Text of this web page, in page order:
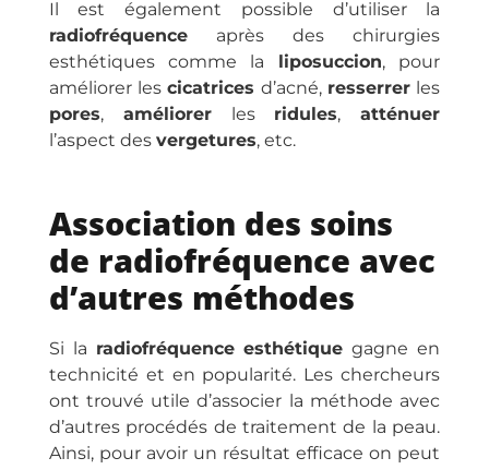
Il est également possible d’utiliser la
radiofréquenceaprès des chirurgies
esthétiques comme la liposuccion, pour
améliorer lescicatrices d’acné, resserrerles
pores, améliorerles ridules,atténuer
l’aspect des vergetures, etc.
Association des soins
de radiofréquence avec
d’autres méthodes
Si la radiofréquence esthétique gagne en
technicité et en popularité. Les chercheurs
ont trouvé utile d’associer la méthode avec
d’autres procédés de traitement de la peau.
Ainsi, pour avoir un résultat efficace on peut